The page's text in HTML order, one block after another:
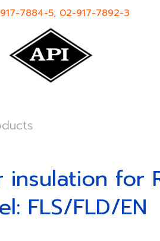
7884-5, 02-917-7892-3
insulation for
FLS/FLD/EN